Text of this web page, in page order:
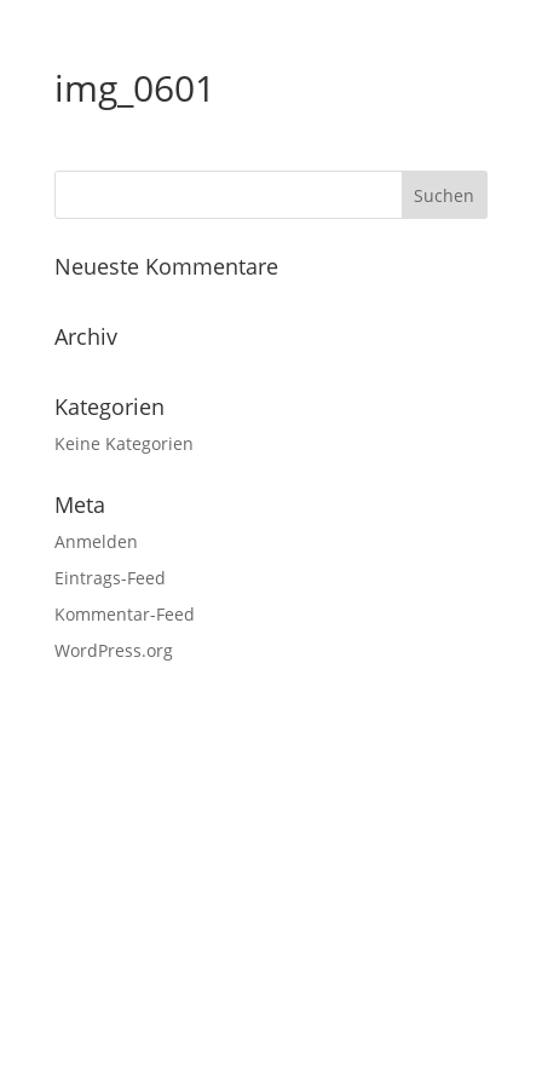
img_0601
Neueste Kommentare
Archiv
Kategorien
Keine Kategorien
Meta
Anmelden
Eintrags-Feed
Kommentar-Feed
WordPress.org